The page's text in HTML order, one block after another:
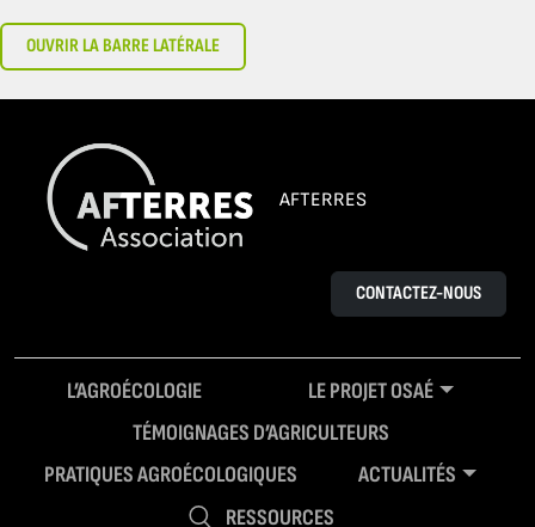
OUVRIR LA BARRE LATÉRALE
AFTERRES
CONTACTEZ-NOUS
L’AGROÉCOLOGIE
LE PROJET OSAÉ
TÉMOIGNAGES D’AGRICULTEURS
PRATIQUES AGROÉCOLOGIQUES
ACTUALITÉS
RESSOURCES